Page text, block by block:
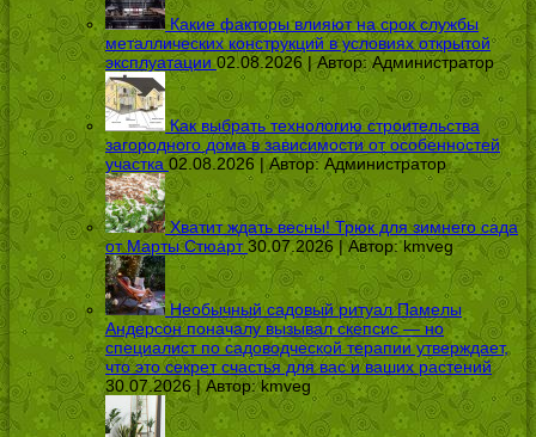
Какие факторы влияют на срок службы
металлических конструкций в условиях открытой
эксплуатации 02.08.2026 | Автор:Администратор
Как выбрать технологию строительства
загородного дома в зависимости от особенностей
участка 02.08.2026 | Автор:Администратор
Хватит ждать весны! Трюк для зимнего сада
от Марты Стюарт 30.07.2026 | Автор:kmveg
Необычный садовый ритуал Памелы
Андерсон поначалу вызывал скепсис — но
специалист по садоводческой терапии утверждает,
что это секрет счастья для вас и ваших растений
30.07.2026 | Автор:kmveg